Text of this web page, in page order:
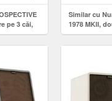
pe 3 căi,
maro,
Similar cu
1978 MKII,
negru,
suporturi